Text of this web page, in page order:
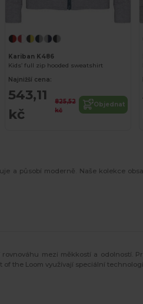
Kariban K486
Kids’ full zip hooded sweatshirt
Najnižší cena:
543,11
kč
825,52
kč
Objednat
a působí moderně. Naše kolekce
mezi měkkostí a odolností.
the Loom využívají speciální